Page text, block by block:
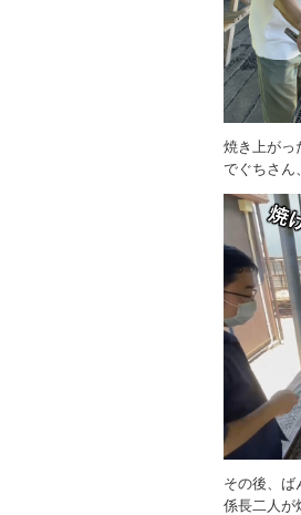
焼き上がっ
でぐちさん
その後、ば
係長二人が